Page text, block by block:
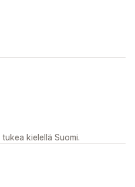
kielellä Suomi.